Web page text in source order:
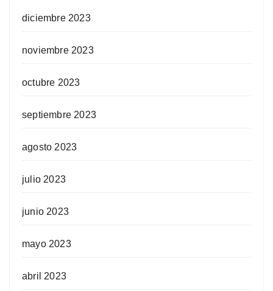
diciembre 2023
noviembre 2023
octubre 2023
septiembre 2023
agosto 2023
julio 2023
junio 2023
mayo 2023
abril 2023